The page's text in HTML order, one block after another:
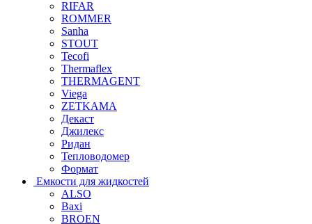
RIFAR
ROMMER
Sanha
STOUT
Tecofi
Thermaflex
THERMAGENT
Viega
ZETKAMA
Декаст
Джилекс
Ридан
Тепловодомер
Формат
Емкости для жидкостей
ALSO
Baxi
BROEN